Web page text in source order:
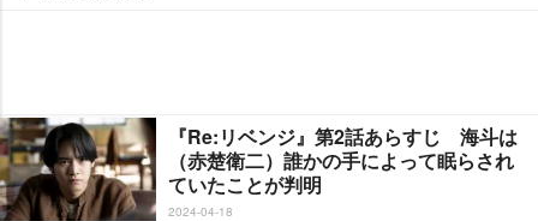
『Re:リベンジ』第2話あらすじ 海斗は
（赤楚衛二）誰かの手によって眠らされ
ていたことが判明
2024-04-18